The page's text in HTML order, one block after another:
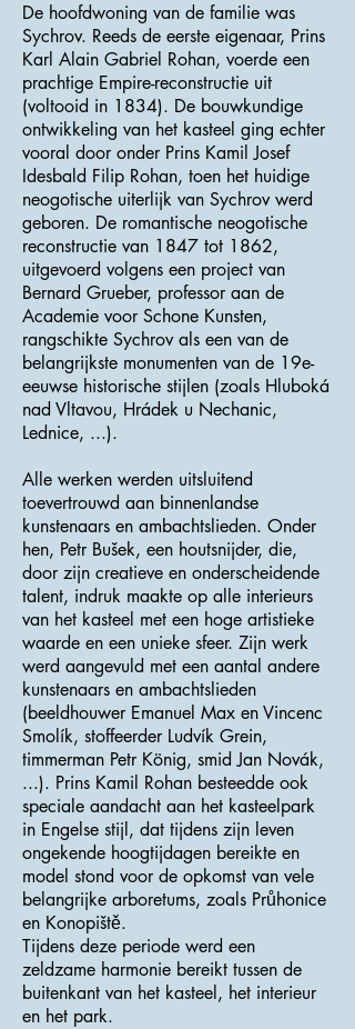
De hoofdwoning van de familie was
Sychrov. Reeds de eerste eigenaar, Prins
Karl Alain Gabriel Rohan, voerde een
prachtige Empire-reconstructie uit
(voltooid in 1834). De bouwkundige
ontwikkeling van het kasteel ging echter
vooral door onder Prins Kamil Josef
Idesbald Filip Rohan, toen het huidige
neogotische uiterlijk van Sychrov werd
geboren. De romantische neogotische
reconstructie van 1847 tot 1862,
uitgevoerd volgens een project van
Bernard Grueber, professor aan de
Academie voor Schone Kunsten,
rangschikte Sychrov als een van de
belangrijkste monumenten van de 19e-
eeuwse historische stijlen (zoals Hluboká
nad Vltavou, Hrádek u Nechanic,
Lednice, ...).
Alle werken werden uitsluitend
toevertrouwd aan binnenlandse
kunstenaars en ambachtslieden. Onder
hen, Petr Bušek, een houtsnijder, die,
door zijn creatieve en onderscheidende
talent, indruk maakte op alle interieurs
van het kasteel met een hoge artistieke
waarde en een unieke sfeer. Zijn werk
werd aangevuld met een aantal andere
kunstenaars en ambachtslieden
(beeldhouwer Emanuel Max en Vincenc
Smolík, stoffeerder Ludvík Grein,
timmerman Petr König, smid Jan Novák,
...). Prins Kamil Rohan besteedde ook
speciale aandacht aan het kasteelpark
in Engelse stijl, dat tijdens zijn leven
ongekende hoogtijdagen bereikte en
model stond voor de opkomst van vele
belangrijke arboretums, zoals Průhonice
en Konopiště.
Tijdens deze periode werd een
zeldzame harmonie bereikt tussen de
buitenkant van het kasteel, het interieur
en het park.